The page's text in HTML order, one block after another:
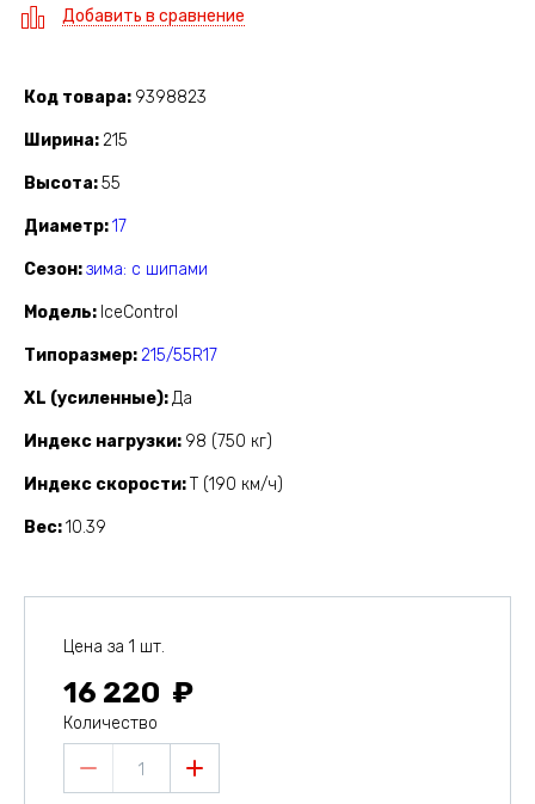
Добавить в сравнение
Код товара 9398823
Ширина 215
Высота 55
Диаметр 17
Сезон зима: с шипами
Модель IceControl
Типоразмер 215/55R17
XL (усиленные) Да
Индекс нагрузки 98 (750 кг)
Индекс скорости T (190 км/ч)
Вес 10.39
Цена за 1 шт.
16 220
Количество
1